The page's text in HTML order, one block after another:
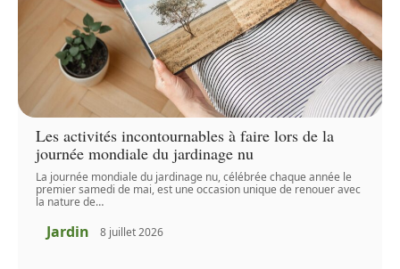
Les activités incontournables à faire lors de la
journée mondiale du jardinage nu
La journée mondiale du jardinage nu, célébrée chaque année le
premier samedi de mai, est une occasion unique de renouer avec
la nature de…
Jardin 8 juillet 2026